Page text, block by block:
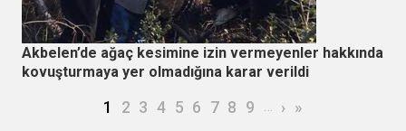
Akbelen’de ağaç kesimine izin vermeyenler hakkında
kovuşturmaya yer olmadığına karar verildi
Şu an kullanılan sayfa
1 Page
2 Page
3 Page
4 Page
5 Page
6 Page
7 Page
8 Page
9 … Sonraki sayfa
› Son sayfa
»